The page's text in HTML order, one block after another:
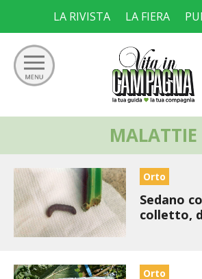
content
LA RIVISTA LA FIERA
ORTO
FRUTTETO
VIGNETO
ALLEVAMENTI
MALATTIE
Orto
Sedano
colletto,
Orto